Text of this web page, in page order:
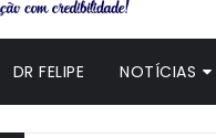
DR FELIPE NOTÍCIAS